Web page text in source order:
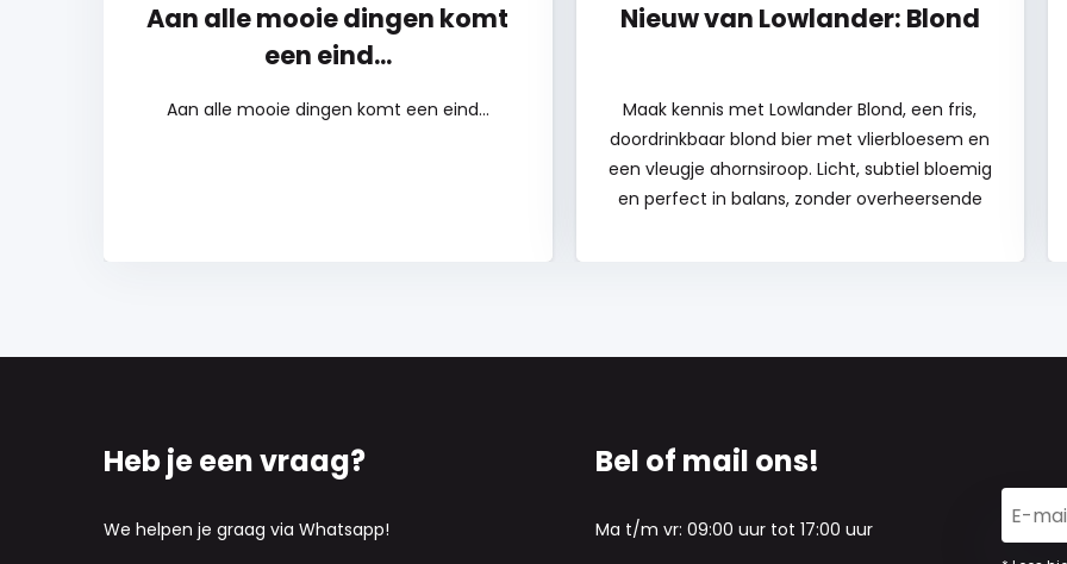
Aan alle mooie dingen komt
een eind...
Aan alle mooie dingen komt een eind...
Nieuw van Lowlander: Blond
Maak kennis met Lowlander Blond, een fris,
doordrinkbaar blond bier met vlierbloesem en
een vleugje ahornsiroop. Licht, subtiel bloemig
en perfect in balans, zonder overheersende
Heb je een vraag?
We helpen je graag via Whatsapp!
Bel of mail ons!
Ma t/m vr: 09:00 uur tot 17:00 uur